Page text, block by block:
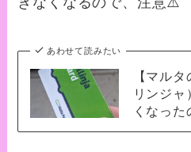
あわせて読みたい
【マル
リンジャ
くなっ